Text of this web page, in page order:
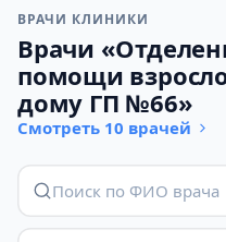
ВРАЧИ КЛИНИКИ
Врачи
помощи
дому ГП №66»
Смотреть 10 врачей